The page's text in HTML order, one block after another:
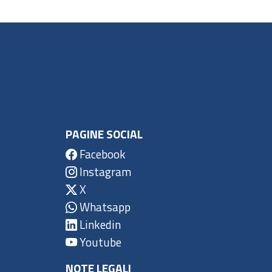
PAGINE SOCIAL
Facebook
Instagram
X
Whatsapp
Linkedin
Youtube
NOTE LEGALI